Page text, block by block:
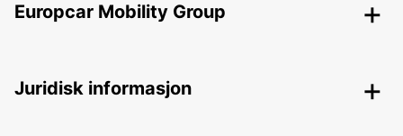
Europcar Mobility Group
Juridisk informasjon